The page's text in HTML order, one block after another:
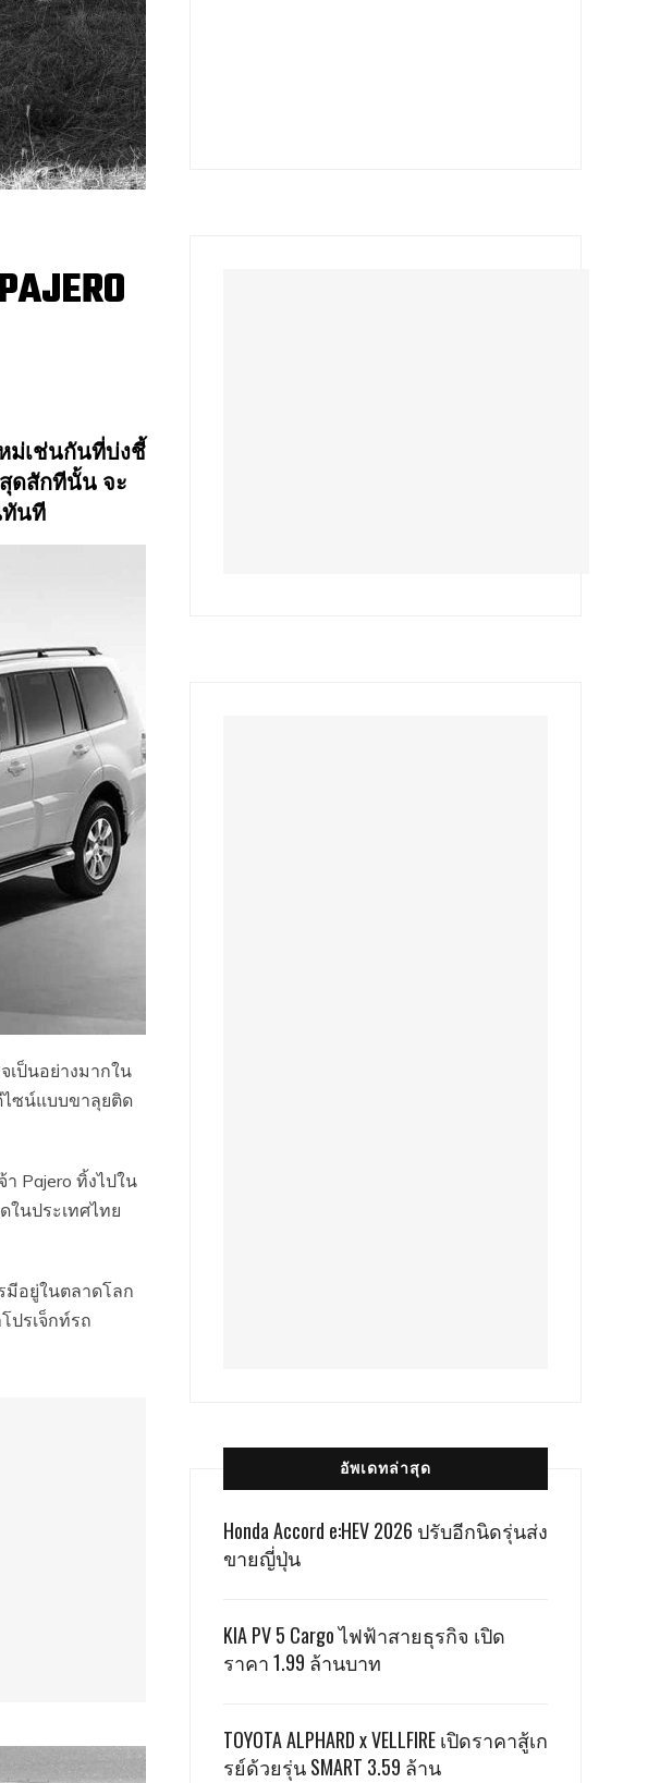
ม่เช่นกันที่บ่งชี้
ดสักทีนั้น จะ
ทันที
เป็นอย่างมากใน
ไซน์แบบขาลุยติด
Pajero ทิ้งไปใน
ในประเทศไทย
มีอยู่ในตลาดโลก
ปรเจ็กท์รถ
อัพเดทล่าสุด
Honda Accord e:HEV 2026 ปรับอีกนิดรุ่นส่ง
ขายญี่ปุ่น
KIA PV 5 Cargo ไฟฟ้าสายธุรกิจ เปิด
ราคา 1.99 ล้านบาท
TOYOTA ALPHARD x VELLFIRE เปิดราคาสู้เก
รย์ด้วยรุ่น SMART 3.59 ล้าน